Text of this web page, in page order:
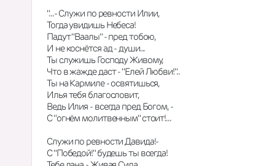
"...- Служи по ревности Илии,
Тогда увидишь Небеса!
Падут "Ваалы" - пред тобою,
И не коснётся ад - души...
Ты служишь Господу Живому,
Что в жажде даст - "Елей Любви!"..
Ты на Кармиле - освятишься,
Илья тебя благословит,
Ведь Илия - всегда пред Богом, -
С "огнём молитвенным" стоит!...
Служи по ревности Давида!-
С "Победой!" будешь ты всегда!